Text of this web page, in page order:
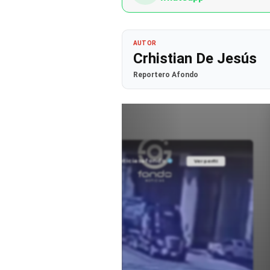
AUTOR
Crhistian De Jesús
Reportero Afondo
Ver perfil
@noticiasafondo Ver perfil